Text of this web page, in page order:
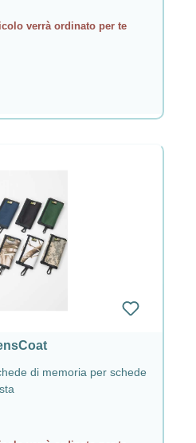
verrà ordinato per te
di memoria per schede